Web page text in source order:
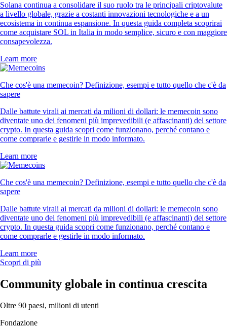
Solana continua a consolidare il suo ruolo tra le principali criptovalute
a livello globale, grazie a costanti innovazioni tecnologiche e a un
ecosistema in continua espansione. In questa guida completa scoprirai
come acquistare SOL in Italia in modo semplice, sicuro e con maggiore
consapevolezza.
Learn more
Che cos'è una memecoin? Definizione, esempi e tutto quello che c'è da
sapere
Dalle battute virali ai mercati da milioni di dollari: le memecoin sono
diventate uno dei fenomeni più imprevedibili (e affascinanti) del settore
crypto. In questa guida scopri come funzionano, perché contano e
come comprarle e gestirle in modo informato.
Learn more
Che cos'è una memecoin? Definizione, esempi e tutto quello che c'è da
sapere
Dalle battute virali ai mercati da milioni di dollari: le memecoin sono
diventate uno dei fenomeni più imprevedibili (e affascinanti) del settore
crypto. In questa guida scopri come funzionano, perché contano e
come comprarle e gestirle in modo informato.
Learn more
Scopri di più
Community globale in continua crescita
Oltre 90 paesi, milioni di utenti
Fondazione